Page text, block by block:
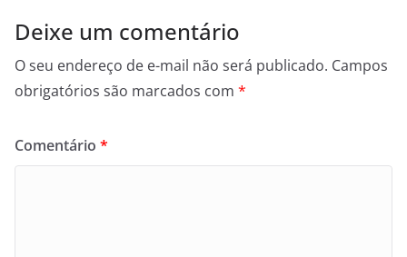
k
Deixe um comentário
O seu endereço de e-mail não será publicado. Campos
obrigatórios são marcados com *
Comentário *